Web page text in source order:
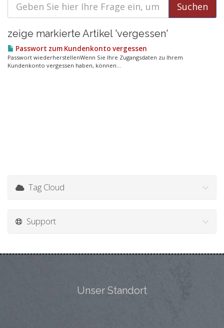
zeige markierte Artikel 'vergessen'
Passwort zum Kundenkonto vergessen
Passwort wiederherstellenWenn Sie Ihre Zugangsdaten zu Ihrem
Kundenkonto vergessen haben, können...
Tag Cloud
Support
Unser Standort